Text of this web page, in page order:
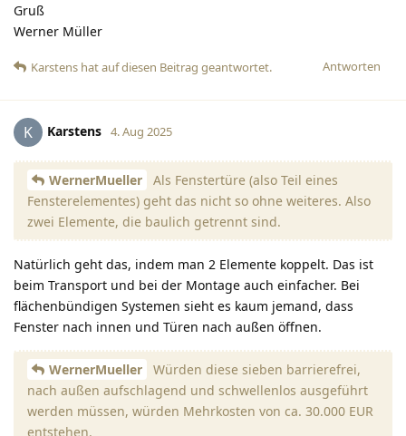
Gruß
Werner Müller
Antworten
Karstens hatauf diesen Beitrag geantwortet.
K Karstens 4. Aug 2025
WernerMueller
Als Fenstertüre (also Teil eines
Fensterelementes) geht das nicht so ohne weiteres. Also
zwei Elemente, die baulich getrennt sind.
Natürlich geht das, indem man 2 Elemente koppelt. Das ist
beim Transport und bei der Montage auch einfacher. Bei
flächenbündigen Systemen sieht es kaum jemand, dass
Fenster nach innen und Türen nach außen öffnen.
WernerMueller
Würden diese sieben barrierefrei,
nach außen aufschlagend und schwellenlos ausgeführt
werden müssen, würden Mehrkosten von ca. 30.000 EUR
entstehen.